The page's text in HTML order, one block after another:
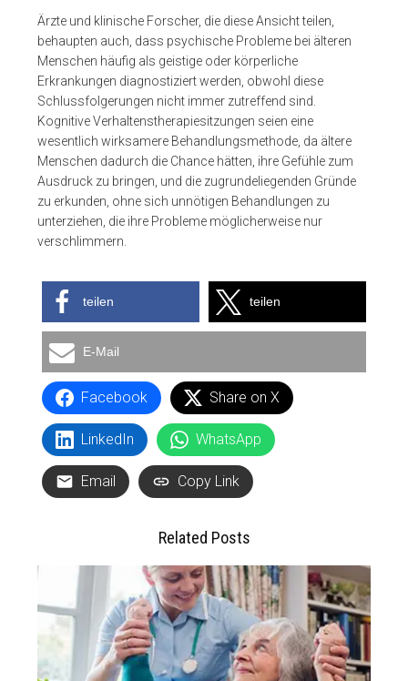
Ärzte und klinische Forscher, die diese Ansicht teilen,
behaupten auch, dass psychische Probleme bei älteren
Menschen häufig als geistige oder körperliche
Erkrankungen diagnostiziert werden, obwohl diese
Schlussfolgerungen nicht immer zutreffend sind.
Kognitive Verhaltenstherapiesitzungen seien eine
wesentlich wirksamere Behandlungsmethode, da ältere
Menschen dadurch die Chance hätten, ihre Gefühle zum
Ausdruck zu bringen, und die zugrundeliegenden Gründe
zu erkunden, ohne sich unnötigen Behandlungen zu
unterziehen, die ihre Probleme möglicherweise nur
verschlimmern.
teilen teilen
E-Mail
Facebook Share on X
LinkedIn WhatsApp
Email Copy Link
Related Posts